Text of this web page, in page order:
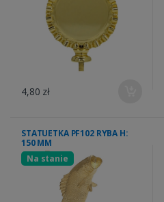
4,80 zł
STATUETKA PF102 RYBA H:
150 MM
Na stanie